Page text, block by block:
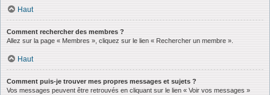
Haut
Comment rechercher des membres ?
Allez sur la page « Membres », cliquez sur le lien « Rechercher un membre ».
Haut
Comment puis-je trouver mes propres messages et sujets ?
Vos messages peuvent être retrouvés en cliquant sur le lien « Voir vos messages »